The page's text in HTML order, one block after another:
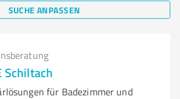
SUCHE ANPASSEN
Schiltach
für Badezimmer und